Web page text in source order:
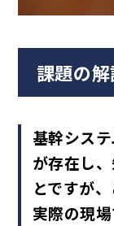
課題の
基幹シス
が存在し
とですが
実際の現